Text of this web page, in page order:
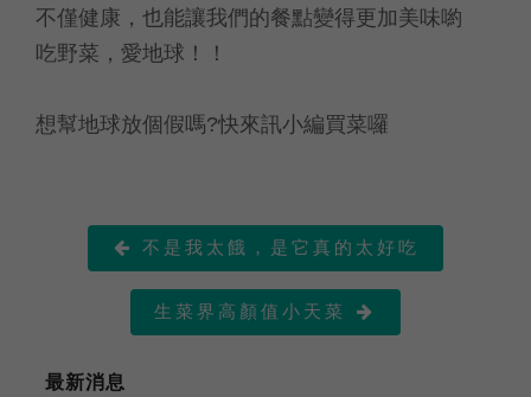
不僅健康，也能讓我們的餐點變得更加美味喲
吃野菜，愛地球！！
想幫地球放個假嗎?快來訊小編買菜囉
 不是我太餓，是它真的太好吃
生菜界高顏值小天菜 
最新消息